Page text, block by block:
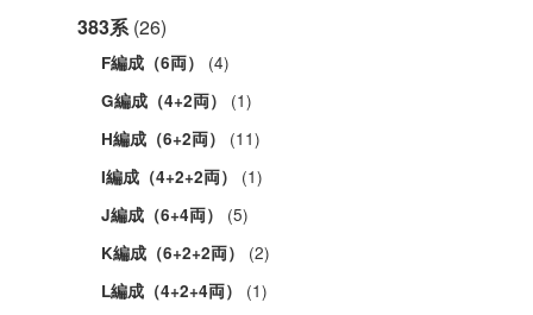
383系(26)
F編成（6両） (4)
G編成（4+2両） (1)
H編成（6+2両） (11)
I編成（4+2+2両） (1)
J編成（6+4両） (5)
K編成（6+2+2両） (2)
L編成（4+2+4両） (1)